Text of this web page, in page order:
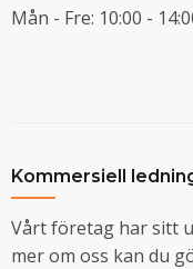
Mån - Fre: 10:00 -
Kommersiell
Vårt företag har sitt
mer om oss kan du